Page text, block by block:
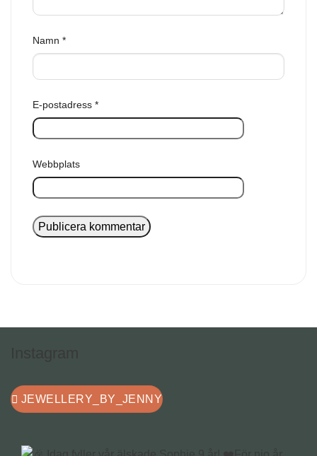
Namn *
E-postadress *
Webbplats
JEWELLERY_BY_JENNY